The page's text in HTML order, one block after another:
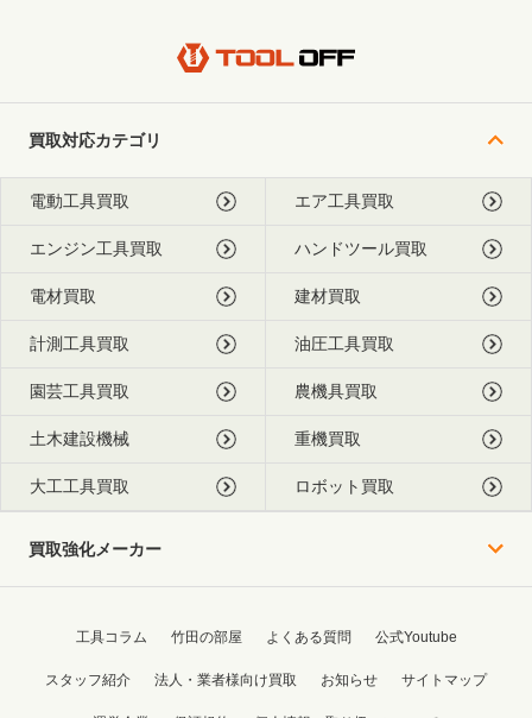
買取対応カテゴリ
電動工具買取 エア工具買取
エンジン工具買取 ハンドツール買取
電材買取 建材買取
計測工具買取 油圧工具買取
園芸工具買取 農機具買取
土木建設機械 重機買取
大工工具買取 ロボット買取
買取強化メーカー
工具コラム 竹田の部屋 よくある質問 公式Youtube
スタッフ紹介 法人・業者様向け買取 お知らせ サイトマップ